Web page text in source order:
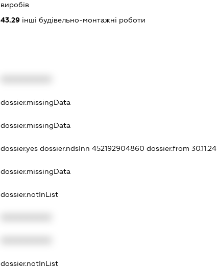
виробів
43.29інші будівельно-монтажні роботи
dossier.missingData
dossier.missingData
dossier.yes dossier.ndsInn 452192904860 dossier.from 30.11.24
dossier.missingData
dossier.notInList
dossier.notInList